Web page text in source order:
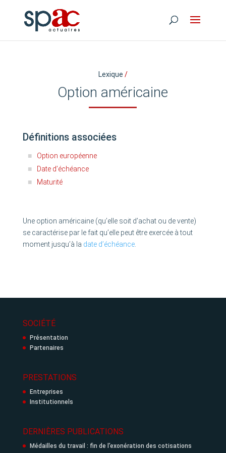
Lexique /
Option américaine
Définitions associées
Option européenne
Date d’échéance
Maturité
Une option américaine (qu’elle soit d’achat ou de vente)
se caractérise par le fait qu’elle peut être exercée à tout
moment jusqu’à la date d’échéance.
SOCIÉTÉ
Présentation
Partenaires
PRESTATIONS
Entreprises
Institutionnels
DERNIÈRES PUBLICATIONS
Médailles du travail : fin de l’exonération des cotisations